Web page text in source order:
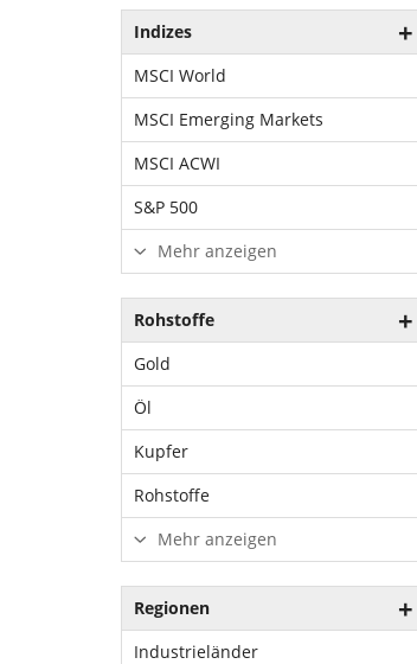
Indizes
MSCI World
MSCI Emerging Markets
MSCI ACWI
S&P 500
Mehr anzeigen
Rohstoffe
Gold
Öl
Kupfer
Rohstoffe
Mehr anzeigen
Regionen
Industrieländer